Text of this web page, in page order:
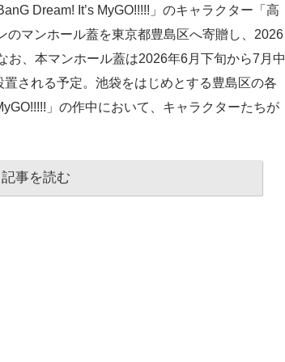
Dream! It’s MyGO!!!!!」のキャラクター「高
のマンホール蓋を東京都豊島区へ寄贈し、2026
お、本マンホール蓋は2026年6月下旬から7月中
される予定。池袋をはじめとする豊島区の各
」の作中において、キャラクターたちが
記事を読む